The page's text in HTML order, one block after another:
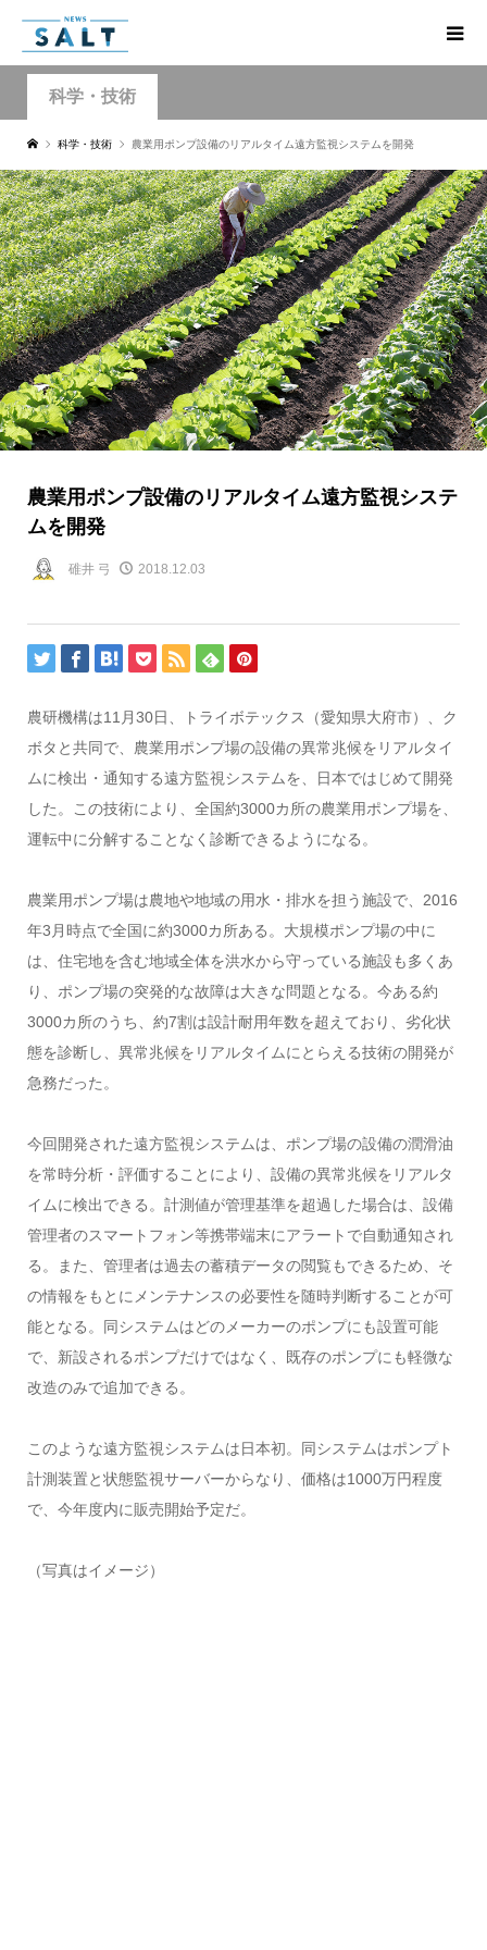
科学・技術
科学・技術 農業用ポンプ設備のリアルタイム遠方監視システムを開発
農業用ポンプ設備のリアルタイム遠方監視システ
ムを開発
碓井 弓 2018.12.03
農研機構は11月30日、トライボテックス（愛知県大府市）、ク
ボタと共同で、農業用ポンプ場の設備の異常兆候をリアルタイ
ムに検出・通知する遠方監視システムを、日本ではじめて開発
した。この技術により、全国約3000カ所の農業用ポンプ場を、
運転中に分解することなく診断できるようになる。
農業用ポンプ場は農地や地域の用水・排水を担う施設で、2016
年3月時点で全国に約3000カ所ある。大規模ポンプ場の中に
は、住宅地を含む地域全体を洪水から守っている施設も多くあ
り、ポンプ場の突発的な故障は大きな問題となる。今ある約
3000カ所のうち、約7割は設計耐用年数を超えており、劣化状
態を診断し、異常兆候をリアルタイムにとらえる技術の開発が
急務だった。
今回開発された遠方監視システムは、ポンプ場の設備の潤滑油
を常時分析・評価することにより、設備の異常兆候をリアルタ
イムに検出できる。計測値が管理基準を超過した場合は、設備
管理者のスマートフォン等携帯端末にアラートで自動通知され
る。また、管理者は過去の蓄積データの閲覧もできるため、そ
の情報をもとにメンテナンスの必要性を随時判断することが可
能となる。同システムはどのメーカーのポンプにも設置可能
で、新設されるポンプだけではなく、既存のポンプにも軽微な
改造のみで追加できる。
このような遠方監視システムは日本初。同システムはポンプト
計測装置と状態監視サーバーからなり、価格は1000万円程度
で、今年度内に販売開始予定だ。
（写真はイメージ）